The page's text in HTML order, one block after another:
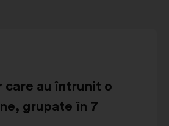
care au întrunit o
grupate în 7